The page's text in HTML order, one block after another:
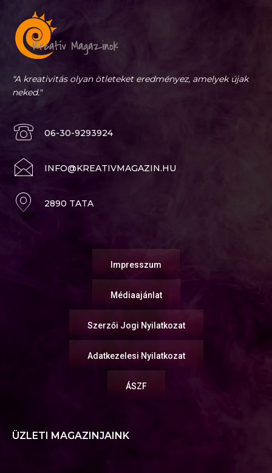
"A kreativitás olyan ötleteket eredményez, amelyek újak
neked."
06-30-9293924
INFO@KREATIVMAGAZIN.HU
2890 TATA
Impresszum
Médiaajánlat
Szerzői Jogi Nyilatkozat
Adatkezelesi Nyilatkozat
ÁSZF
ÜZLETI MAGAZINJAINK